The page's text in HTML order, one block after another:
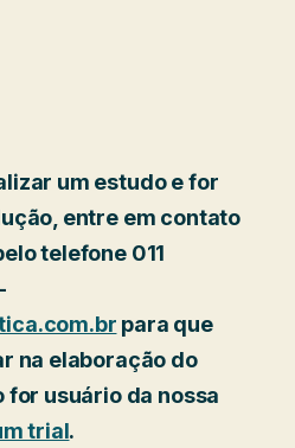
um estudo e for
entre em contato
telefone 011
para que
na elaboração do
for usuário da nossa
trial.